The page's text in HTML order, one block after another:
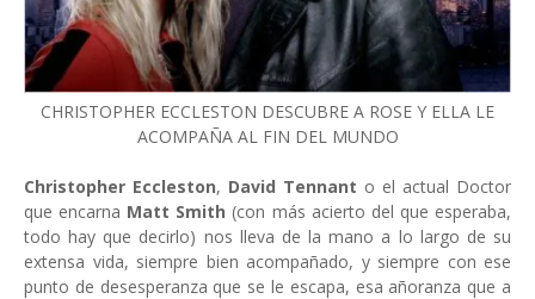
CHRISTOPHER ECCLESTON DESCUBRE A ROSE Y ELLA LE
ACOMPAÑA AL FIN DEL MUNDO
Christopher Eccleston, David Tennant o el actual Doctor
que encarna Matt Smith (con más acierto del que esperaba,
todo hay que decirlo) nos lleva de la mano a lo largo de su
extensa vida, siempre bien acompañado, y siempre con ese
punto de desesperanza que se le escapa, esa añoranza que a